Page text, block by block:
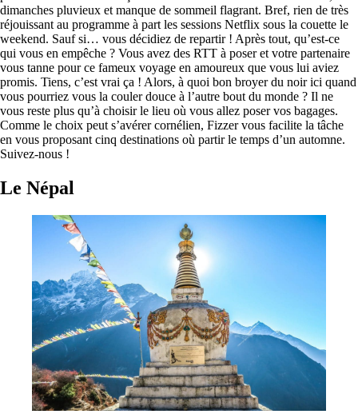
dimanches pluvieux et manque de sommeil flagrant. Bref, rien de très
réjouissant au programme à part les sessions Netflix sous la couette le
weekend. Sauf si… vous décidiez de repartir ! Après tout, qu’est-ce
qui vous en empêche ? Vous avez des RTT à poser et votre partenaire
vous tanne pour ce fameux voyage en amoureux que vous lui aviez
promis. Tiens, c’est vrai ça ! Alors, à quoi bon broyer du noir ici quand
vous pourriez vous la couler douce à l’autre bout du monde ? Il ne
vous reste plus qu’à choisir le lieu où vous allez poser vos bagages.
Comme le choix peut s’avérer cornélien, Fizzer vous facilite la tâche
en vous proposant cinq destinations où partir le temps d’un automne.
Suivez-nous !
Le Népal